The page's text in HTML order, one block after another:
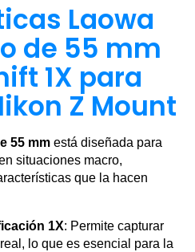
Laowa
de 55 mm
1X para
Z Mount
55 mm está diseñada para
situaciones macro,
que la hacen
1X: Permite capturar
lo que es esencial para la